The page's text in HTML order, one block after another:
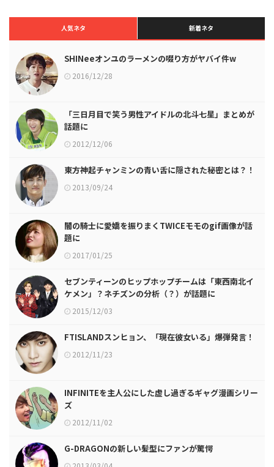
人気ネタ 新着ネタ
SHINeeオンユのラーメンの啜り方がヤバイ件w
2016/12/28
「三日月目で笑う男性アイドルの北斗七星」まとめが
話題に
2012/12/06
東方神起チャンミンの青い舌に隠された秘密とは？！
2013/09/24
闇の騎士に愛嬌を振りまくTWICEモモのgif画像が話
題に
2017/01/25
セブンティーンのヒップホップチームは「東西南北イ
ケメン」？ネチズンの分析（？）が話題に
2015/12/03
FTISLANDスンヒョン、「現在彼女いる」爆弾発言！
2012/11/23
INFINITEを主人公にした虚し過ぎるギャグ漫画シリー
ズ
2012/11/02
G-DRAGONの新しい髪型にファンが驚愕